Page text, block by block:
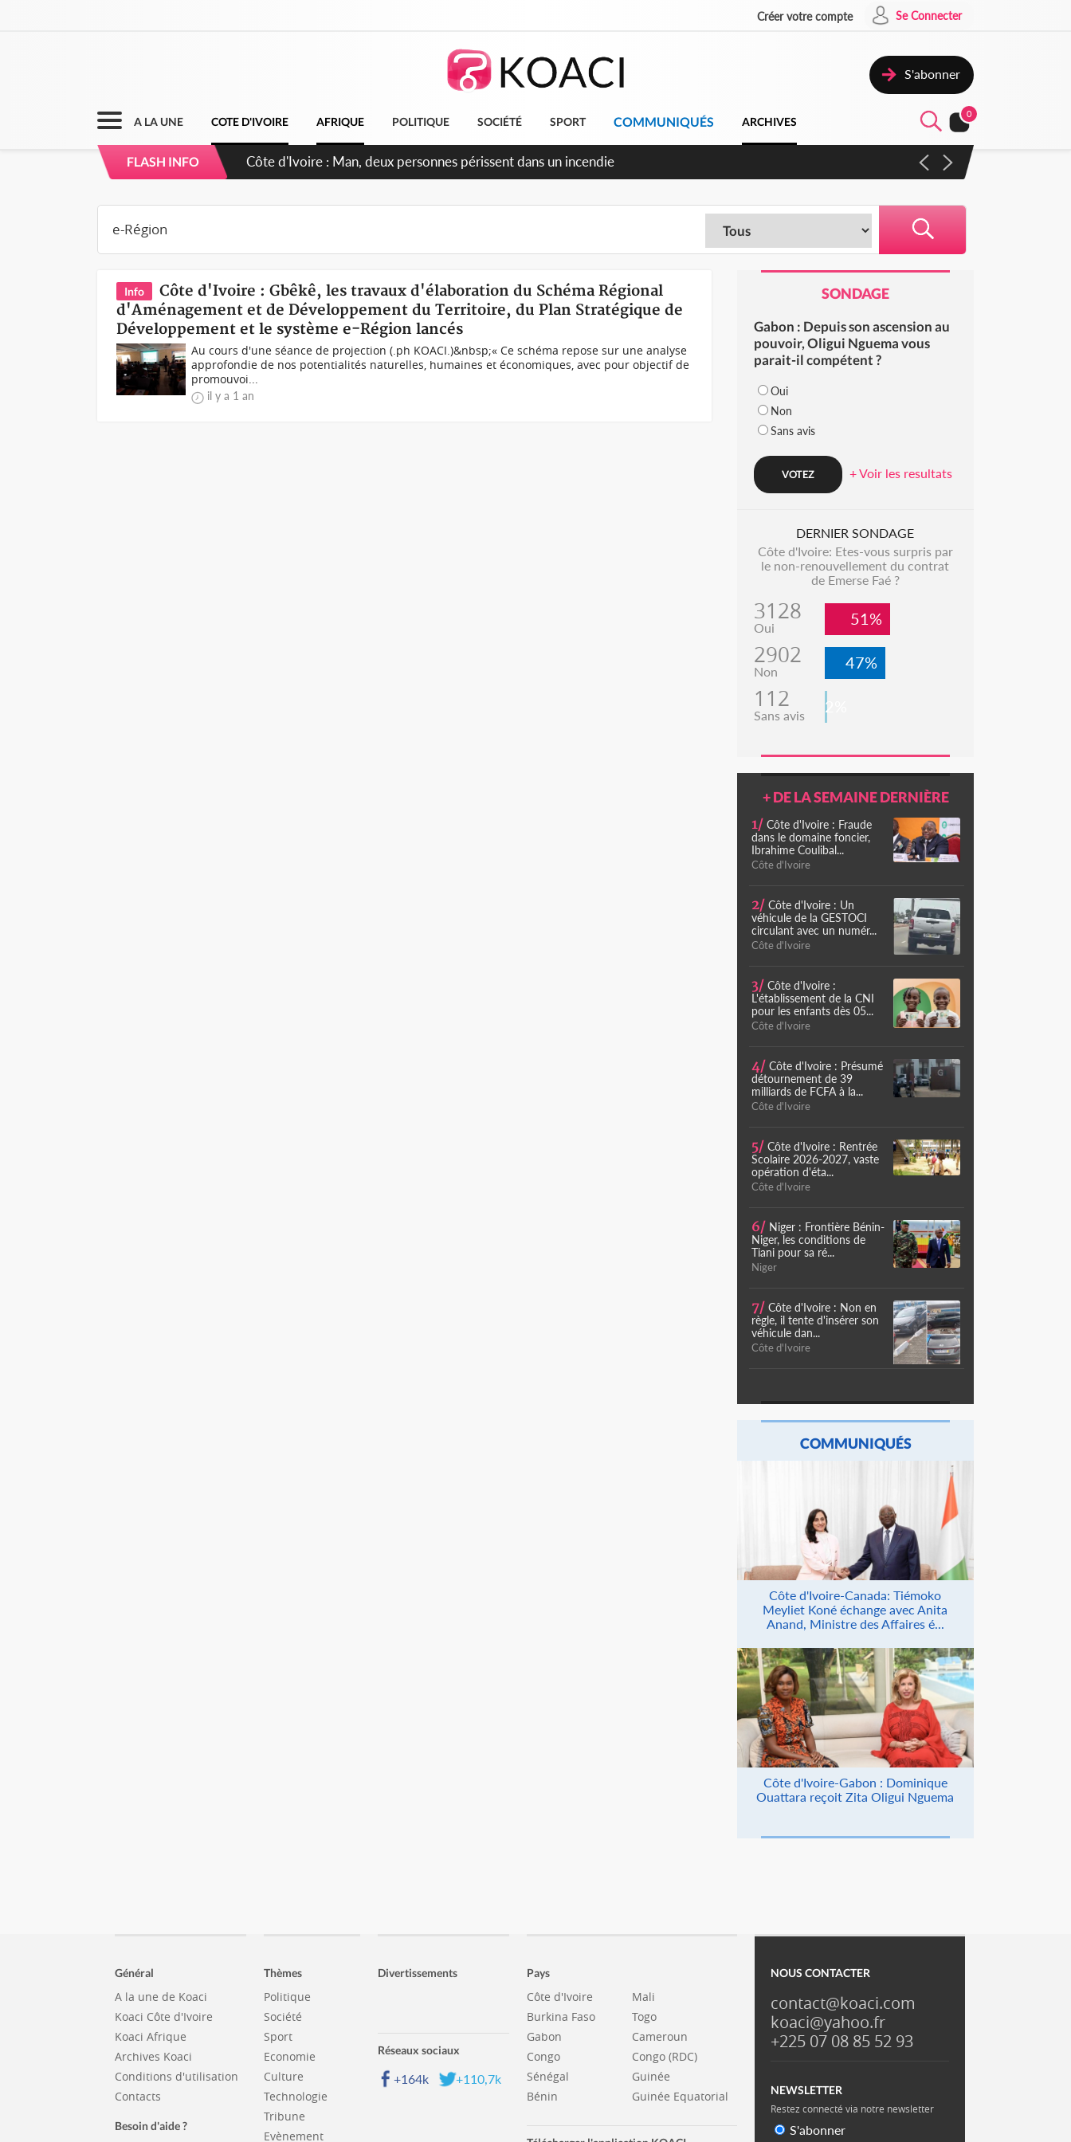
Créer votre compte Se Connecter
S'abonner
A LA UNE COTE D'IVOIRE AFRIQUE POLITIQUE SOCIÉTÉ SPORT COMMUNIQUÉS ARCHIVES
0
FLASH INFO Côte d'Ivoire : Man, deux personnes périssent dans un incendie
Info
Côte d'Ivoire : Gbêkê, les travaux d'élaboration du Schéma Régional
d'Aménagement et de Développement du Territoire, du Plan Stratégique de
Développement et le système e-Région lancés
Au cours d'une séance de projection (.ph KOACI.)&nbsp;« Ce schéma repose sur une analyse
approfondie de nos potentialités naturelles, humaines et économiques, avec pour objectif de
promouvoi...
il y a 1 an
SONDAGE
Gabon : Depuis son ascension au
pouvoir, Oligui Nguema vous
parait-il compétent ?
Oui
Non
Sans avis
+ Voir les resultats
DERNIER SONDAGE
Côte d'Ivoire: Etes-vous surpris par
le non-renouvellement du contrat
de Emerse Faé ?
3128
Oui 51%
2902
Non 47%
112
Sans avis 2%
+ DE LA SEMAINE DERNIÈRE
1/ Côte d'Ivoire : Fraude
dans le domaine foncier,
Ibrahime Coulibal...
Côte d'Ivoire
2/ Côte d'Ivoire : Un
véhicule de la GESTOCI
circulant avec un numér...
Côte d'Ivoire
3/ Côte d'Ivoire :
L'établissement de la CNI
pour les enfants dès 05...
Côte d'Ivoire
4/ Côte d'Ivoire : Présumé
détournement de 39
milliards de FCFA à la...
Côte d'Ivoire
5/ Côte d'Ivoire : Rentrée
Scolaire 2026-2027, vaste
opération d'éta...
Côte d'Ivoire
6/ Niger : Frontière Bénin-
Niger, les conditions de
Tiani pour sa ré...
Niger
7/ Côte d'Ivoire : Non en
règle, il tente d'insérer son
véhicule dan...
Côte d'Ivoire
COMMUNIQUÉS
Côte d'Ivoire-Canada: Tiémoko
Meyliet Koné échange avec Anita
Anand, Ministre des Affaires é...
Côte d'Ivoire-Gabon : Dominique
Ouattara reçoit Zita Oligui Nguema
Général
A la une de Koaci
Koaci Côte d'Ivoire
Koaci Afrique
Archives Koaci
Conditions d'utilisation
Contacts
Besoin d'aide ?
Thèmes
Politique
Société
Sport
Economie
Culture
Technologie
Tribune
Evènement
Divertissements
Réseaux sociaux
+164k +110,7k
Pays
Côte d'Ivoire
Burkina Faso
Gabon
Congo
Sénégal
Bénin
Mali
Togo
Cameroun
Congo (RDC)
Guinée
Guinée Equatorial
NOUS CONTACTER
contact@koaci.com
koaci@yahoo.fr
+225 07 08 85 52 93
NEWSLETTER
Restez connecté via notre newsletter
S'abonner